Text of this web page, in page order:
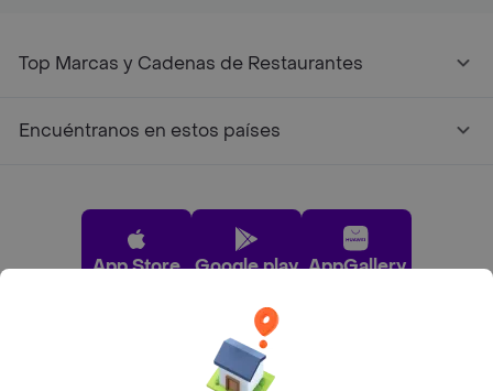
Top Marcas y Cadenas de Restaurantes
Encuéntranos en estos países
App Store Google play AppGallery
Pide tu comida favorita cerca de ti